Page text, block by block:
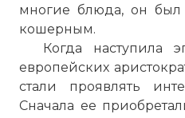
многие блюда, он
кошерным.
Когда наступила
европейских
стали проявлять
Сначала ее